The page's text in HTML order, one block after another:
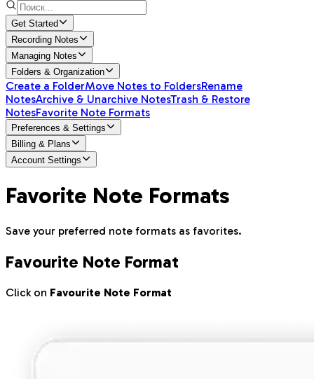
Get Started
Recording Notes
Managing Notes
Folders & Organization
Create a FolderMove Notes to FoldersRename
NotesArchive & Unarchive NotesTrash & Restore
NotesFavorite Note Formats
Preferences & Settings
Billing & Plans
Account Settings
Favorite Note Formats
Save your preferred note formats as favorites.
Favourite Note Format
Click on Favourite Note Format